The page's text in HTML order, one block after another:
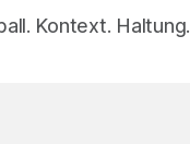
Kontext. Haltung.